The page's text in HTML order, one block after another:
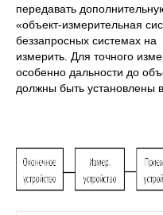
передавать
«объект-измерительная
беззапросных системах
измерить. Для точного
особенно дальности до
должны быть установлены